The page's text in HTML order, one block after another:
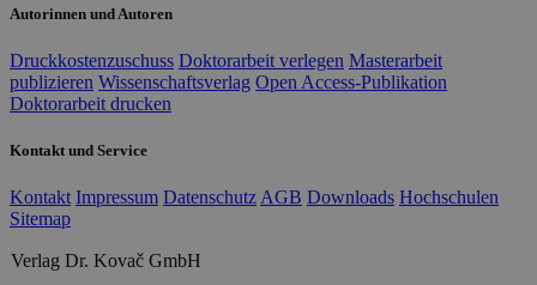
Autorinnen und Autoren
Druckkostenzuschuss Doktorarbeit verlegen Masterarbeit
publizieren Wissenschaftsverlag Open Access-Publikation
Doktorarbeit drucken
Kontakt und Service
Kontakt Impressum Datenschutz AGB Downloads Hochschulen
Sitemap
Verlag Dr. Kovač GmbH